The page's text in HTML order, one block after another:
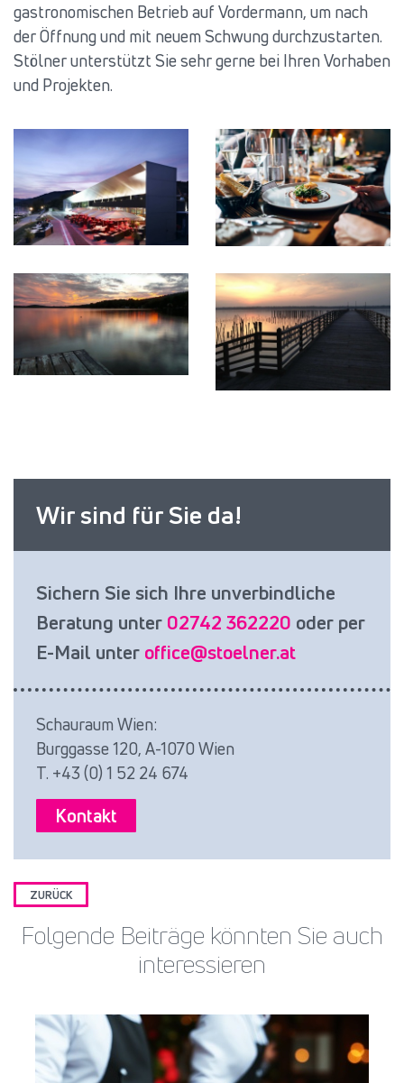
gastronomischen Betrieb auf Vordermann, um nach
der Öffnung und mit neuem Schwung durchzustarten.
Stölner unterstützt Sie sehr gerne bei Ihren Vorhaben
und Projekten.
Wir sind für Sie da!
Sichern Sie sich Ihre unverbindliche
Beratung unter 02742 362220 oder per
E-Mail unter office@stoelner.at
Schauraum Wien:
Burggasse 120, A-1070 Wien
T. +43 (0) 1 52 24 674
Kontakt
ZURÜCK
Folgende Beiträge könnten Sie auch
interessieren